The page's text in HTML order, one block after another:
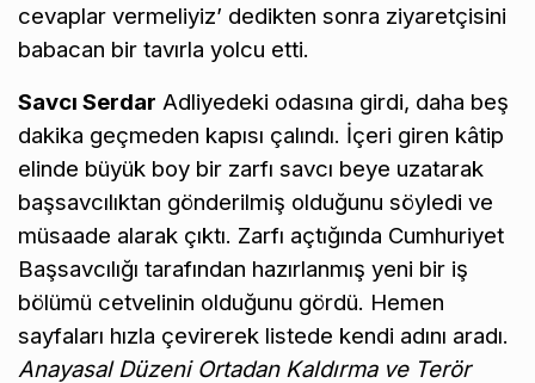
cevaplar vermeliyiz’ dedikten sonra ziyaretçisini
babacan bir tavırla yolcu etti.
Savcı Serdar Adliyedeki odasına girdi, daha beş
dakika geçmeden kapısı çalındı. İçeri giren kâtip
elinde büyük boy bir zarfı savcı beye uzatarak
başsavcılıktan gönderilmiş olduğunu söyledi ve
müsaade alarak çıktı. Zarfı açtığında Cumhuriyet
Başsavcılığı tarafından hazırlanmış yeni bir iş
bölümü cetvelinin olduğunu gördü. Hemen
sayfaları hızla çevirerek listede kendi adını aradı.
Anayasal Düzeni Ortadan Kaldırma ve Terör